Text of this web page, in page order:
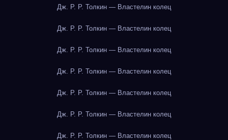
Дж. Р. Р. Толкин — Властелин колец
Дж. Р. Р. Толкин — Властелин колец
Дж. Р. Р. Толкин — Властелин колец
Дж. Р. Р. Толкин — Властелин колец
Дж. Р. Р. Толкин — Властелин колец
Дж. Р. Р. Толкин — Властелин колец
Дж. Р. Р. Толкин — Властелин колец